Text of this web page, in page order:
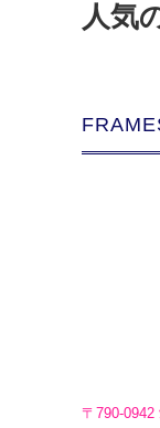
人気
〒790-0942